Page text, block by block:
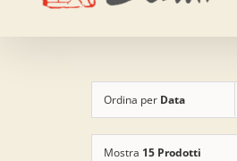
Ordina per Data
Mostra 15 Prodotti